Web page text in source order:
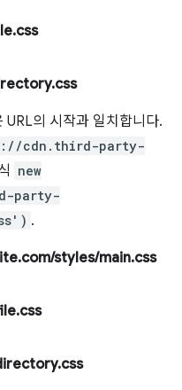
의 시작과 일치합니다.
cdn.third-party-
new
party-
.
styles/main.css